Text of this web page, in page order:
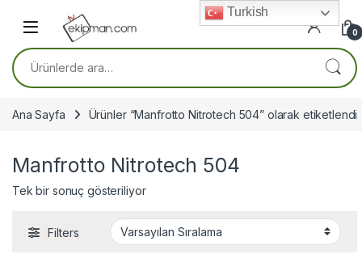
0
Ara:
Ana Sayfa Ürünler “Manfrotto Nitrotech 504” olarak etiketlendi
Manfrotto Nitrotech 504
Tek bir sonuç gösteriliyor
Filters
Turkish